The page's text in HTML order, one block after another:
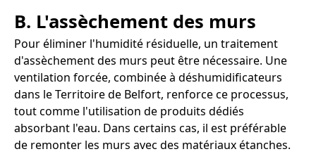
B. L'assèchement des murs
Pour éliminer l'humidité résiduelle, un traitement
d'assèchement des murs peut être nécessaire. Une
ventilation forcée, combinée à déshumidificateurs
dans le Territoire de Belfort, renforce ce processus,
tout comme l'utilisation de produits dédiés
absorbant l'eau. Dans certains cas, il est préférable
de remonter les murs avec des matériaux étanches.